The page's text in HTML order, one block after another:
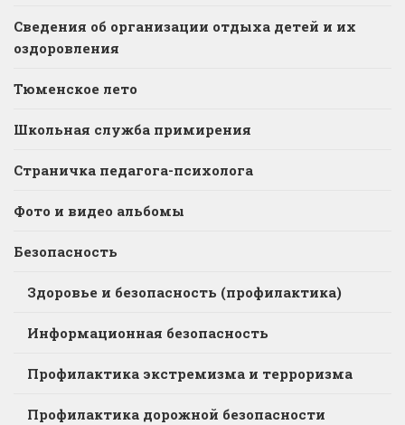
Сведения об организации отдыха детей и их
оздоровления
Тюменское лето
Школьная служба примирения
Страничка педагога-психолога
Фото и видео альбомы
Безопасность
Здоровье и безопасность (профилактика)
Информационная безопасность
Профилактика экстремизма и терроризма
Профилактика дорожной безопасности